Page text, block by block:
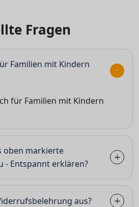
Fragen
Familien mit Kindern
für Familien mit Kindern
oben markierte
- Entspannt erklären?
aus?